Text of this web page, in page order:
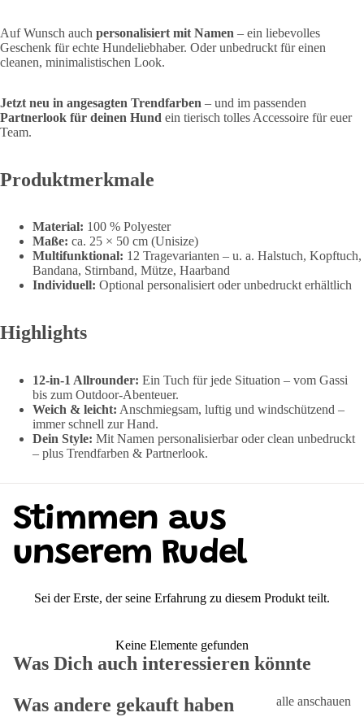
Auf Wunsch auch personalisiert mit Namen – ein liebevolles
Geschenk für echte Hundeliebhaber. Oder unbedruckt für einen
cleanen, minimalistischen Look.
Jetzt neu in angesagten Trendfarben – und im passenden
Partnerlook für deinen Hund ein tierisch tolles Accessoire für euer
Team.
Produktmerkmale
Material: 100 % Polyester
Maße: ca. 25 × 50 cm (Unisize)
Multifunktional: 12 Tragevarianten – u. a. Halstuch, Kopftuch,
Bandana, Stirnband, Mütze, Haarband
Individuell: Optional personalisiert oder unbedruckt erhältlich
Highlights
12-in-1 Allrounder: Ein Tuch für jede Situation – vom Gassi
bis zum Outdoor-Abenteuer.
Weich & leicht: Anschmiegsam, luftig und windschützend –
immer schnell zur Hand.
Dein Style: Mit Namen personalisierbar oder clean unbedruckt
– plus Trendfarben & Partnerlook.
Stimmen aus
unserem Rudel
Sei der Erste, der seine Erfahrung zu diesem Produkt teilt.
Keine Elemente gefunden
Was Dich auch interessieren könnte
Was andere gekauft haben
alle anschauen